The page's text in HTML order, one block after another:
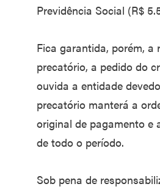
Previdência Social (R$
Fica garantida, porém, a
precatório, a pedido do
ouvida a entidade
precatório manterá a
original de pagamento e
de todo o período.
Sob pena de